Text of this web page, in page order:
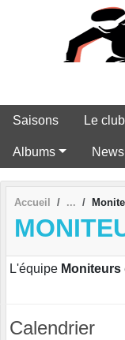
Saisons Le club
Albums News
Accueil
L'équipe Moniteurs
Calendrier
Panneau de gestion